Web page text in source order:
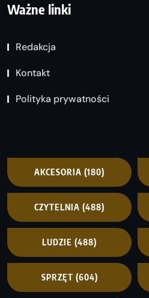
Ważne linki
Redakcja
Kontakt
Polityka prywatności
AKCESORIA (180)
CZYTELNIA (488)
LUDZIE (488)
SPRZĘT (604)